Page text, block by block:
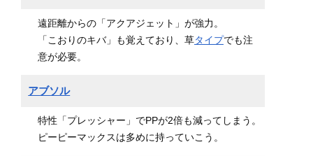
遠距離からの「アクアジェット」が強力。
「こおりのキバ」も覚えており、草タイプでも注
意が必要。
アブソル
特性「プレッシャー」でPPが2倍も減ってしまう。
ピーピーマックスは多めに持っていこう。